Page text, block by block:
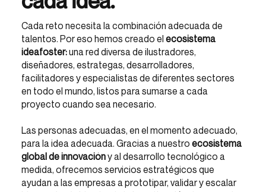
Cada reto necesita la combinación adecuada de
talentos. Por eso hemos creado elecosistema
ideafoster:una red diversa de ilustradores,
diseñadores, estrategas, desarrolladores,
facilitadores y especialistas de diferentes sectores
en todo el mundo, listos para sumarse a cada
proyecto cuando sea necesario.
Las personas adecuadas, en el momento adecuado,
para la idea adecuada. Gracias a nuestroecosistema
global de innovacióny al desarrollo tecnológico a
medida, ofrecemos servicios estratégicos que
ayudan a las empresas a prototipar, validar y escalar